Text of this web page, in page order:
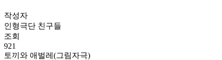
작성자
인형극단 친구들
조회
921
토끼와 애벌레(그림자극)